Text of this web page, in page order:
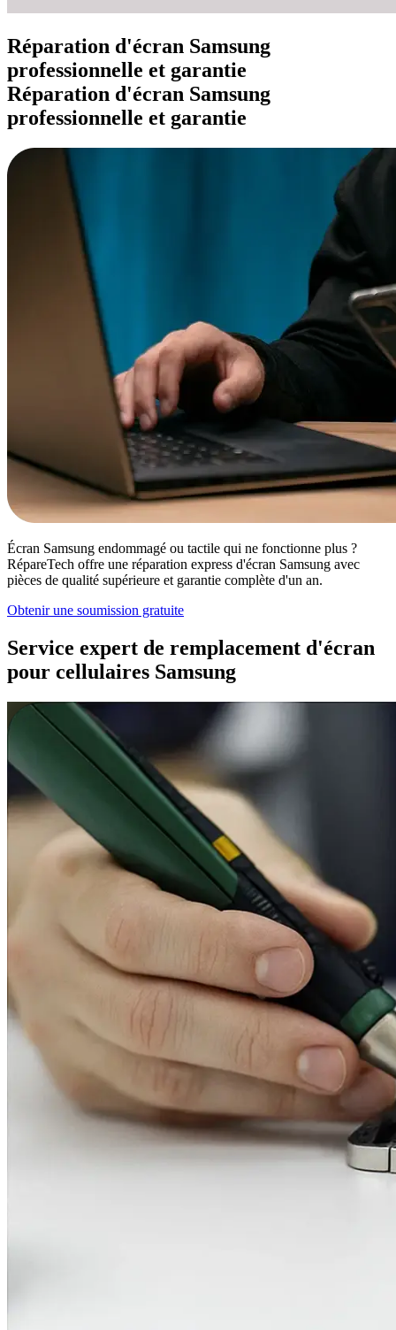
Réparation d'écran Samsung
professionnelle et garantie
Réparation d'écran Samsung
professionnelle et garantie
Écran Samsung endommagé ou tactile qui ne fonctionne plus ?
RépareTech offre une réparation express d'écran Samsung avec
pièces de qualité supérieure et garantie complète d'un an.
Obtenir une soumission gratuite
Service expert de remplacement d'écran
pour cellulaires Samsung